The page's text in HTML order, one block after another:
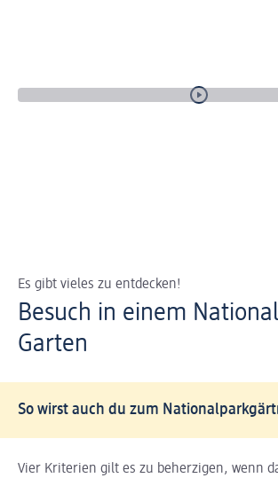
Es gibt vieles zu entdecken!
Besuch in einem
Garten
So wirst auch du zum
Vier Kriterien gilt es zu beherzigen, wenn